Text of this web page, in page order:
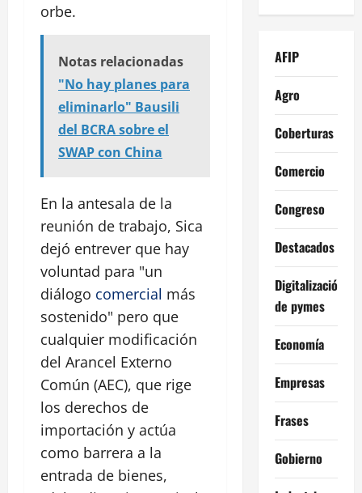
orbe.
Notas relacionadas
"No hay planes para
eliminarlo" Bausili
del BCRA sobre el
SWAP con China
En la antesala de la
reunión de trabajo, Sica
dejó entrever que hay
voluntad para "un
diálogo comercial más
sostenido" pero que
cualquier modificación
del Arancel Externo
Común (AEC), que rige
los derechos de
importación y actúa
como barrera a la
entrada de bienes,
AFIP
Agro
Coberturas
Comercio
Congreso
Destacados
Digitalización
de pymes
Economía
Empresas
Frases
Gobierno